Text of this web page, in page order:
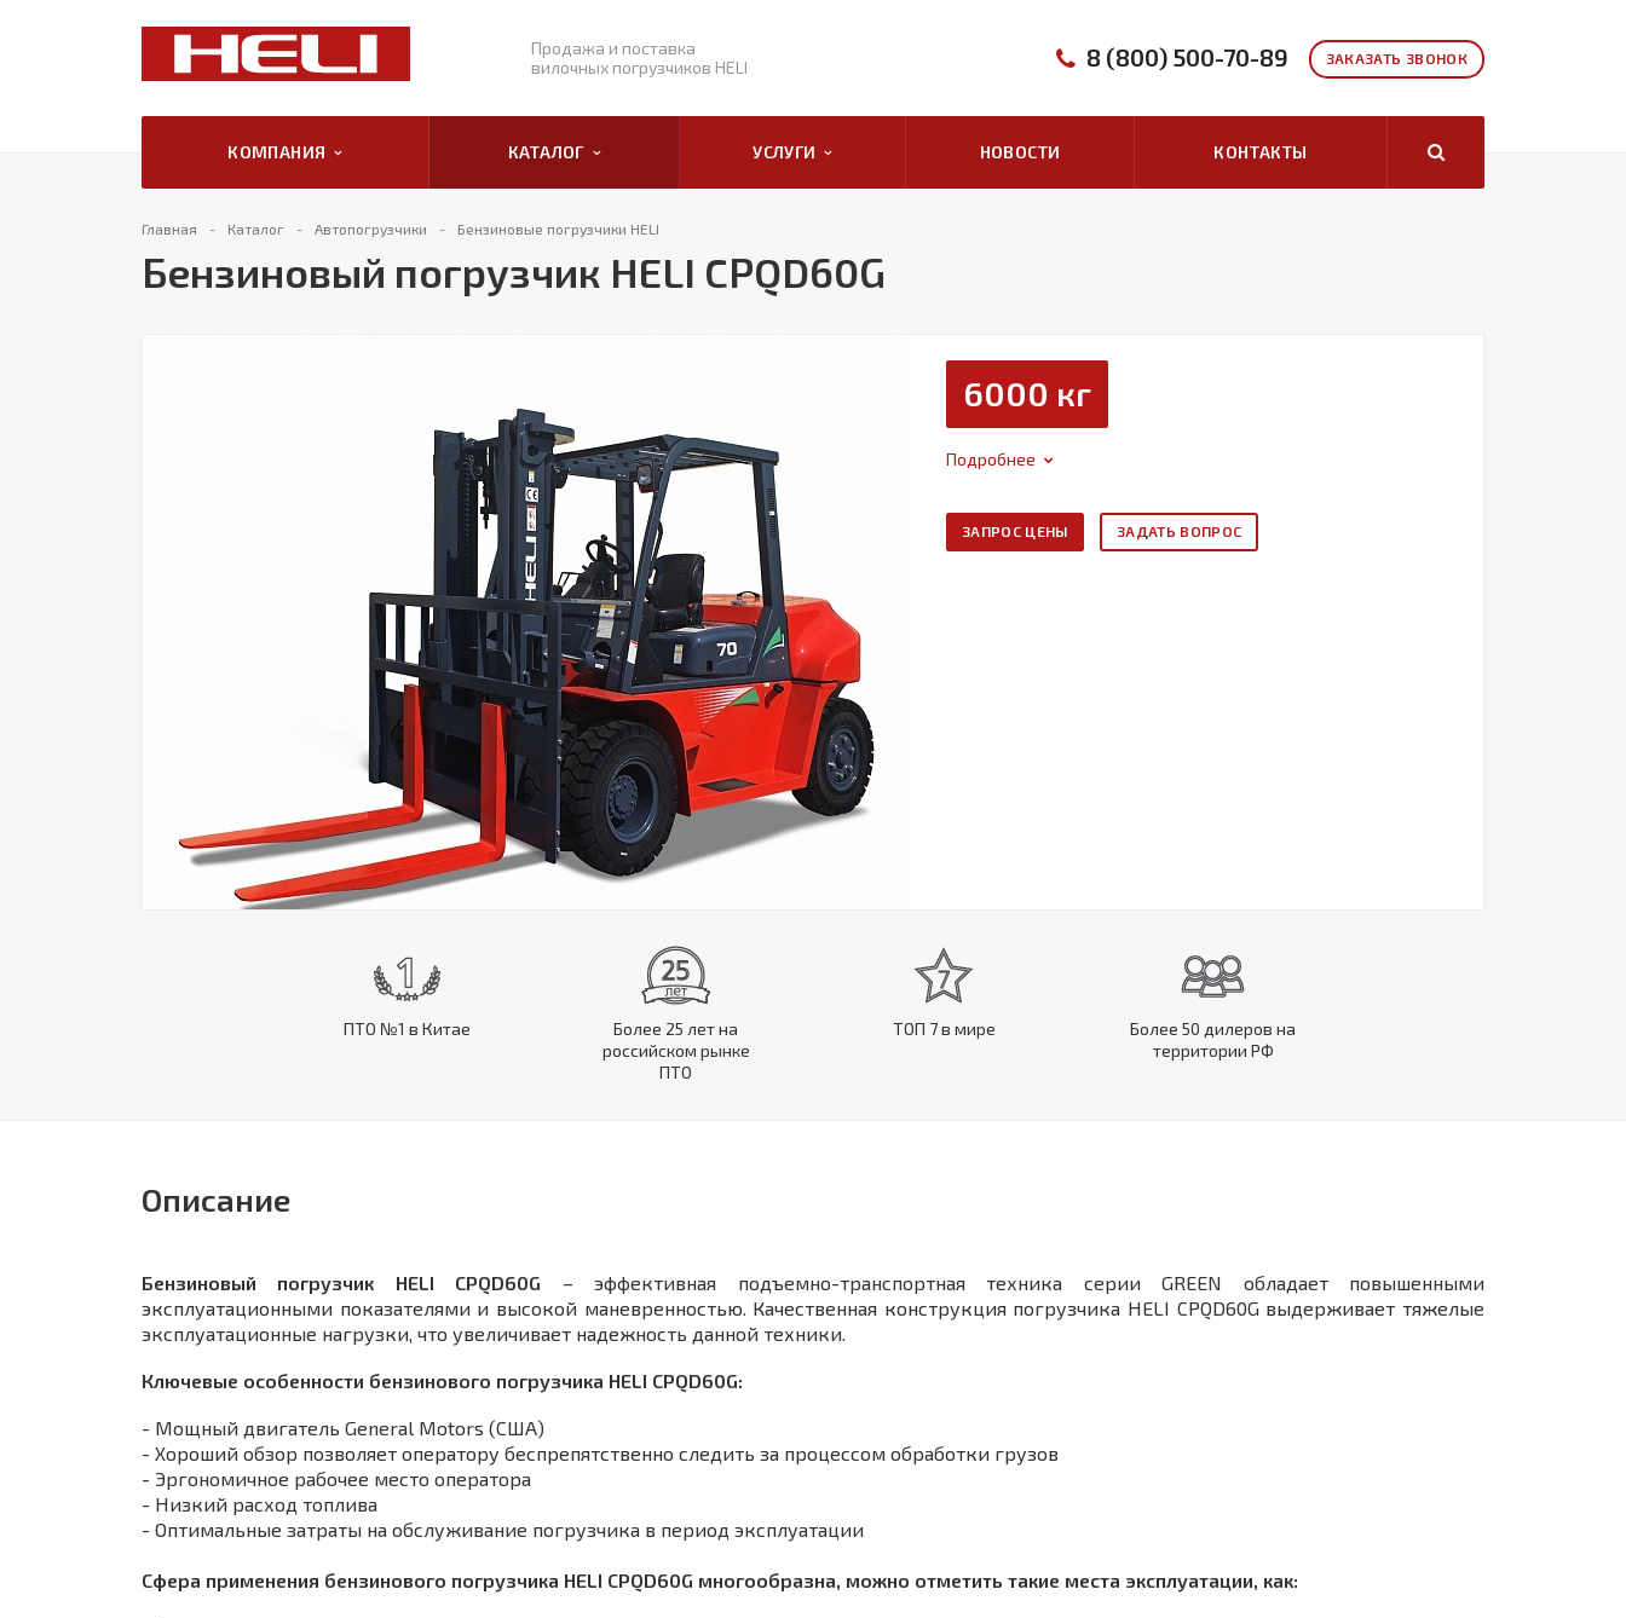
Продажа и поставка
вилочных погрузчиков HELI
ЗАКАЗАТЬ ЗВОНОК
8 (800) 500-70-89
КОМПАНИЯ КАТАЛОГ УСЛУГИ НОВОСТИ КОНТАКТЫ
Главная Каталог Автопогрузчики Бензиновые погрузчики HELI
Бензиновый погрузчик HELI CPQD60G
6000 кг
Подробнее
ЗАПРОС ЦЕНЫ ЗАДАТЬ ВОПРОС
ПТО №1 в Китае
Более 25 лет на
российском рынке
ПТО
ТОП 7 в мире
Более 50 дилеров на
территории РФ
Описание
Бензиновый погрузчик HELI CPQD60G – эффективная подъемно-транспортная техника серии GREEN обладает повышенными
эксплуатационными показателями и высокой маневренностью. Качественная конструкция погрузчика HELI CPQD60G выдерживает тяжелые
эксплуатационные нагрузки, что увеличивает надежность данной техники.
Ключевые особенности бензинового погрузчика HELI CPQD60G:
- Мощный двигатель General Motors (США)
- Хороший обзор позволяет оператору беспрепятственно следить за процессом обработки грузов
- Эргономичное рабочее место оператора
- Низкий расход топлива
- Оптимальные затраты на обслуживание погрузчика в период эксплуатации
Сфера применения бензинового погрузчика HELI CPQD60G многообразна, можно отметить такие места эксплуатации, как: